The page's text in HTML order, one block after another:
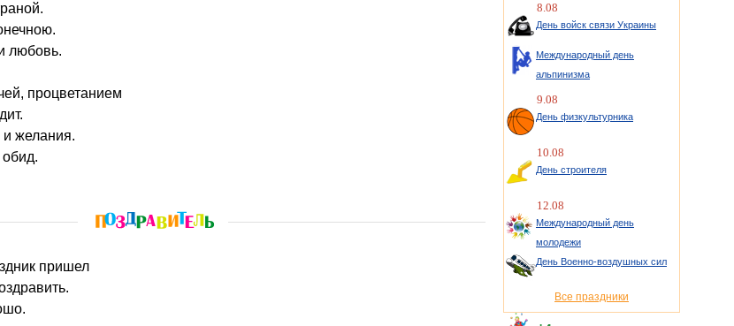
любовь.
процветанием
и желания.
обид.
пришел
8.08
День войск связи Украины
Международный день
альпинизма
9.08
День физкультурника
10.08
День строителя
12.08
Международный день
молодежи
День Военно-воздушных сил
Все праздники